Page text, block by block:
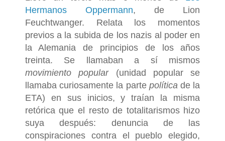
Hermanos Oppermann, de Lion
Feuchtwanger. Relata los momentos
previos a la subida de los nazis al poder en
la Alemania de principios de los años
treinta. Se llamaban a sí mismos
movimiento popular (unidad popular se
llamaba curiosamente la parte política de la
ETA) en sus inicios, y traían la misma
retórica que el resto de totalitarismos hizo
suya después: denuncia de las
conspiraciones contra el pueblo elegido,